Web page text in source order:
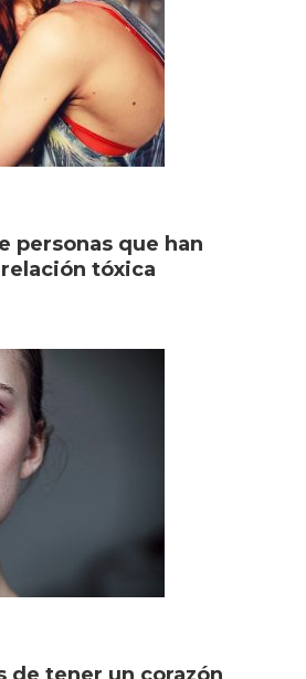
personas que han
tóxica